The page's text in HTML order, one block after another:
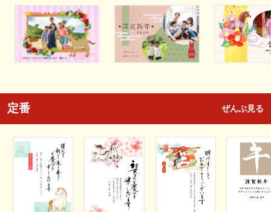
定番 ぜんぶ見る